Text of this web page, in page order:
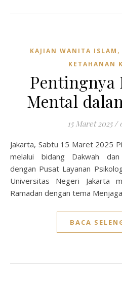
KAJIAN WANITA ISLAM ,
KETAHANAN
Pentingnya
Mental
15 Maret 2025 /
Jakarta, Sabtu 15 Maret 2025 Pimpinan Pusat Wanita Islam
melalui bidang Dakwah dan
dengan Pusat Layanan
Universitas Negeri Jakarta
Ramadan dengan tema
BACA